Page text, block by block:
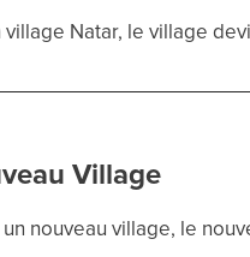
village Natar, le village
Village
nouveau village, le